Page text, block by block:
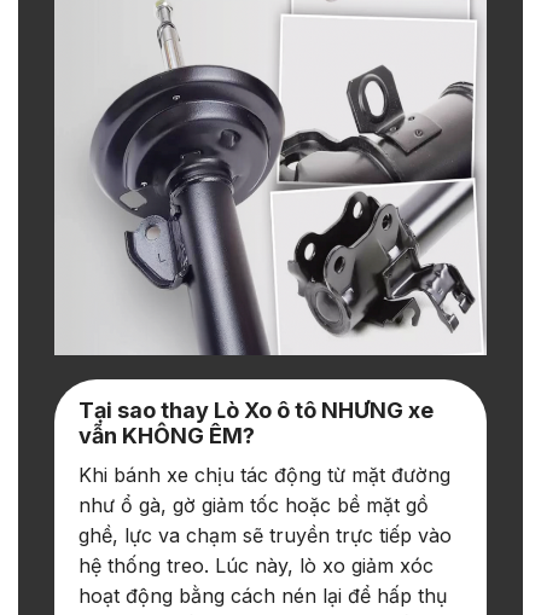
Tại sao thay Lò Xo ô tô NHƯNG xe
vẫn KHÔNG ÊM?
Khi bánh xe chịu tác động từ mặt đường
như ổ gà, gờ giảm tốc hoặc bề mặt gồ
ghề, lực va chạm sẽ truyền trực tiếp vào
hệ thống treo. Lúc này, lò xo giảm xóc
hoạt động bằng cách nén lại để hấp thụ